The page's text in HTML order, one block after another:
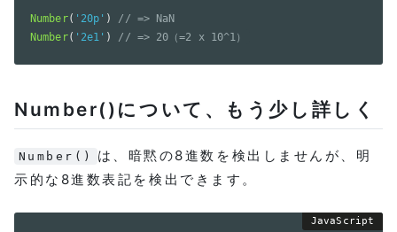
Number( '20p' )
// => NaN
Number( '2e1' ) // => 20（=2 x 10^1）
Number()について、もう少し詳しく
Number()
は、暗黙の8進数を検出しませんが、明
示的な8進数表記を検出できます。